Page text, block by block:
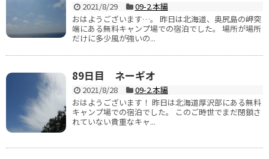
2021/8/29
09-2.本編
おはようございます…。 昨日は北海道、奥尻島の岬突
端にある無料キャンプ場での宿泊でした。 場所が場所
だけに多少風が強いの...
89日目 ネーギオ
2021/8/28
09-2.本編
おはようございます！ 昨日は北海道厚沢部にある無料
キャンプ場での宿泊でした。 このご時世でまだ閉鎖さ
れていない貴重なキャ...